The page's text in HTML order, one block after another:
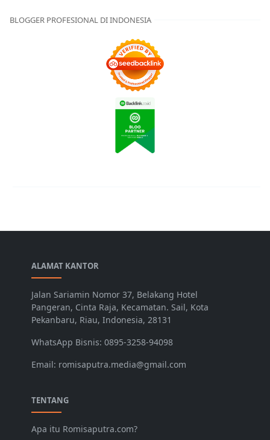
BLOGGER PROFESIONAL DI INDONESIA
ALAMAT KANTOR
Jalan Sariamin Nomor 37, Belakang Hotel
Pangeran, Cinta Raja, Kecamatan. Sail, Kota
Pekanbaru, Riau, Indonesia, 28131
WhatsApp Bisnis: 0895-3258-94098
Email: romisaputra.media@gmail.com
TENTANG
Apa itu Romisaputra.com?